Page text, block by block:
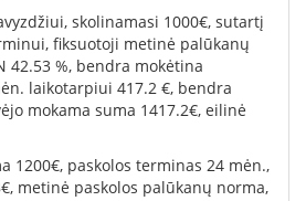
skolinamasi 1000€, sutartį
fiksuotoji metinė palūkanų
42.53 %, bendra mokėtina
laikotarpiui 417.2 €, bendra
mokama suma 1417.2€, eilinė
1200€, paskolos terminas 24 mėn.,
metinė paskolos palūkanų norma,